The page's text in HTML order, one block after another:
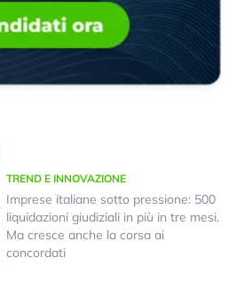
TREND E INNOVAZIONE
Imprese italiane sotto pressione: 500
liquidazioni giudiziali in più in tre mesi.
Ma cresce anche la corsa ai
concordati